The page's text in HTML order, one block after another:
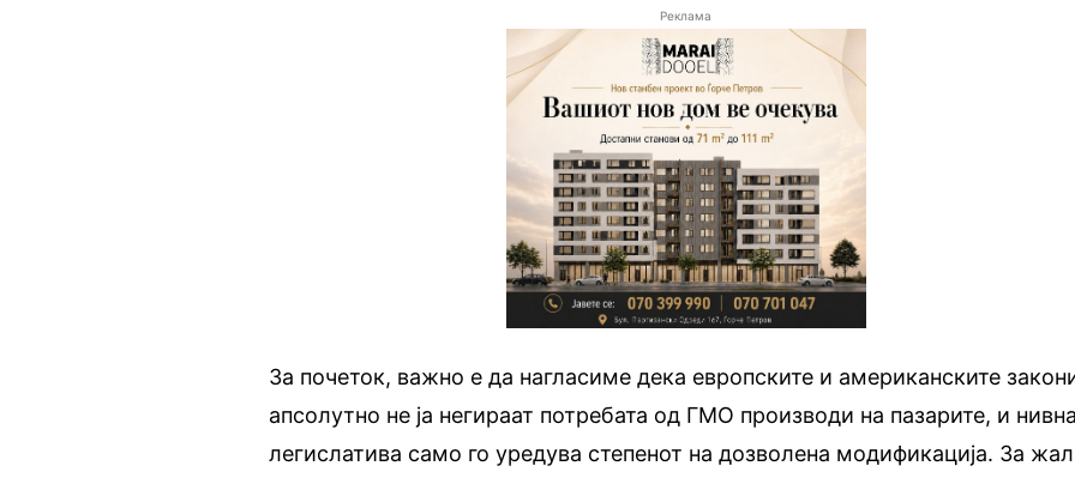
Реклама
За почеток, важно е да нагласиме дека европските и американските
апсолутно не ја негираат потребата од ГМО производи на пазарите, и
легислатива само го уредува степенот на дозволена модификација. За